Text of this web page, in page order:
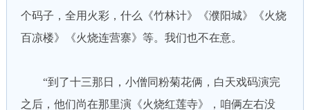
个码子，全用火彩，什么《竹林计》《濮阳城》《火烧
百凉楼》《火烧连营寨》等。我们也不在意。
“到了十三那日，小僧同粉菊花俩，白天戏码演完
之后，他们尚在那里演《火烧红莲寺》，咱俩左右没